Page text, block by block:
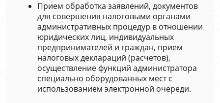
Прием обработка заявлений, документов
для совершения налоговыми органами
административных процедур в отношении
юридических лиц, индивидуальных
предпринимателей и граждан, прием
налоговых деклараций (расчетов),
осуществление функций администратора
специально оборудованных мест с
использованием электронной очереди.